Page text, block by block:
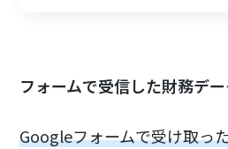
フォームで受信した財務デ
Googleフォームで受け取っ